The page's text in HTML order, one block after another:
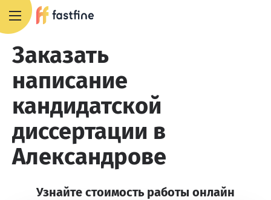
Заказать
написание
кандидатской
диссертации в
Александрове
Узнайте стоимость работы онлайн